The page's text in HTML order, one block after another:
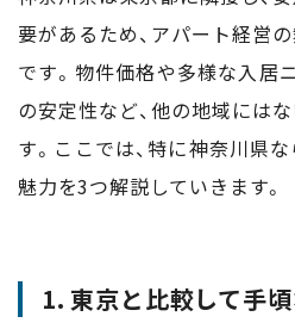
要があるため、アパート経営
です。物件価格や多様な入居
の安定性など、他の地域には
す。ここでは、特に神奈川県
魅力を3つ解説していきます。
1. 東京と比較して手